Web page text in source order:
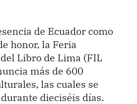
de Ecuador como
honor, la Feria
Libro de Lima (FIL
más de 600
las cuales se
dieciséis días.